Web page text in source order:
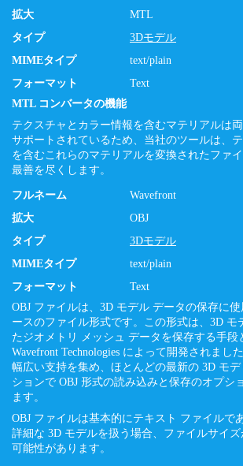
拡大
MTL
タイプ
3Dモデル
MIMEタイプ
text/plain
フォーマット
Text
MTL コンバータの機能
テクスチャとカラー情報を含むマテリアルは
サポートされているため、当社のツールは、
を含むこれらのマテリアルを変換されたファ
最善を尽くします。
フルネーム
Wavefront
拡大
OBJ
タイプ
3Dモデル
MIMEタイプ
text/plain
フォーマット
Text
OBJ ファイルは、3D モデル データの保存に
ースのファイル形式です。この形式は、3D モ
たジオメトリ メッシュ データを保存する手段
Wavefront Technologies によって開発されまし
幅広い支持を集め、ほとんどの最新の 3D モ
ションで OBJ 形式の読み込みと保存のオプシ
ます。
OBJ ファイルは基本的にテキスト ファイルで
詳細な 3D モデルを扱う場合、ファイルサイ
可能性があります。